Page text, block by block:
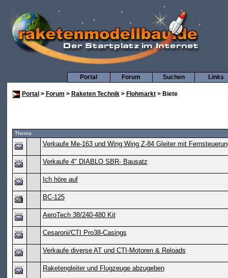
Links
Suchen
Forum
Portal
Portal > Forum > Raketen Technik> Flohmarkt> Biete
Thema
Verkaufe Me-163 und Wing Wing Z-84 Gleiter mit
Verkaufe 4" DIABLO SBR- Bausatz
Ich höre auf
BC-125
AeroTech 38/240-480 Kit
Cesaroni/CTI Pro38-Casings
Verkaufe diverse AT und CTI-Motoren & Reloads
Raketengleiter und Flugzeuge abzugeben